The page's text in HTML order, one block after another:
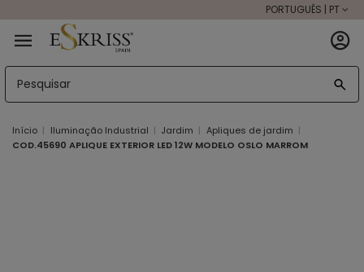
PORTUGUÊS | PT
Início Iluminação Industrial Jardim
Apliques de jardim
COD.45690 APLIQUE EXTERIOR LED 12W MODELO OSLO MARROM